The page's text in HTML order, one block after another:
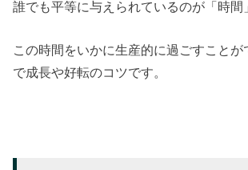
誰でも平等に与えられているのが「時間
この時間をいかに生産的に過ごすことが
で成長や好転のコツです。